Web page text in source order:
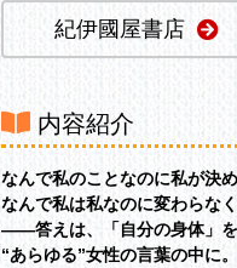
紀伊國屋書店
内容紹介
なんで私のことなのに私が決
なんで私は私なのに変わらな
――答えは、「自分の身体」
“あらゆる”女性の言葉の中に。